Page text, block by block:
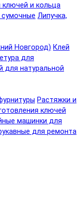
ключей и кольца
Липучка,
Новгород) Клей
для
для натуральной
Растяжки и
ключей
машинки для
для ремонта